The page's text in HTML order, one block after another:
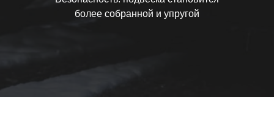
более собранной и упругой